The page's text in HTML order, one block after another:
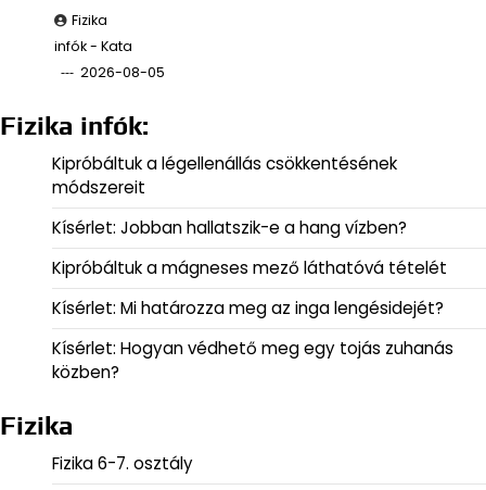
Fizika
infók - Kata
2026-08-05
Fizika infók:
Kipróbáltuk a légellenállás csökkentésének
módszereit
Kísérlet: Jobban hallatszik-e a hang vízben?
Kipróbáltuk a mágneses mező láthatóvá tételét
Kísérlet: Mi határozza meg az inga lengésidejét?
Kísérlet: Hogyan védhető meg egy tojás zuhanás
közben?
Fizika
Fizika 6-7. osztály